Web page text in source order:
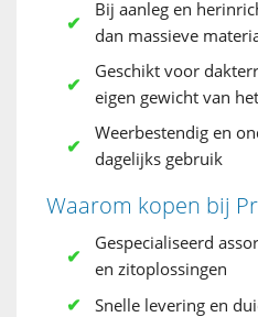
Bij aanleg en
dan massieve
Geschikt voor
eigen gewicht van
Weerbestendig en
dagelijks gebruik
Waarom kopen bij
Gespecialiseerd
en zitoplossingen
Snelle levering en